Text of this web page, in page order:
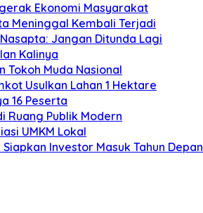
Ekonomi Masyarakat
Meninggal Kembali Terjadi
Jangan Ditunda Lagi
Kalinya
Tokoh Muda Nasional
Usulkan Lahan 1 Hektare
16 Peserta
Ruang Publik Modern
UMKM Lokal
Investor Masuk Tahun Depan